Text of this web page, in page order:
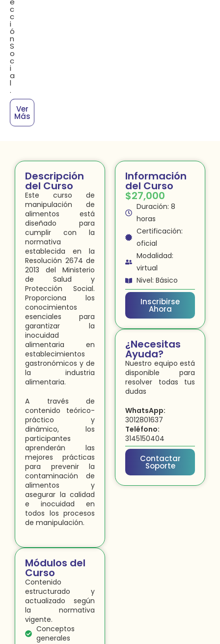
c
c
i
ó
n
S
o
c
i
a
l
.
Inscribirse
Ahora
Ver
Más
Descripción
del Curso
Este curso de
manipulación de
alimentos está
diseñado para
cumplir con la
normativa
establecida en la
Resolución 2674 de
2013 del Ministerio
de Salud y
Protección Social.
Proporciona los
conocimientos
esenciales para
garantizar la
inocuidad
alimentaria en
establecimientos
gastronómicos y de
la industria
alimentaria.
A través de
contenido teórico-
práctico y
dinámico, los
participantes
aprenderán las
mejores prácticas
para prevenir la
contaminación de
alimentos y
asegurar la calidad
e inocuidad en
todos los procesos
de manipulación.
Módulos del
Curso
Contenido
estructurado y
actualizado según
la normativa
vigente.
Conceptos
generales
Información
del Curso
$27,000
Duración: 8
horas
Certificación:
oficial
Modalidad:
virtual
Nivel: Básico
Inscribirse
Ahora
¿Necesitas
Ayuda?
Nuestro equipo está
disponible para
resolver todas tus
dudas
WhatsApp:
3012801637
Teléfono:
3145150404
Contactar
Soporte